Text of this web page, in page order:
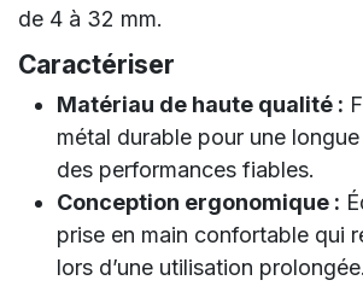
de 4 à 32 mm.
Caractériser
Matériau de haute qualité :
métal durable pour une
des performances fiables.
Conception ergonomique :
prise en main confortable qui
lors d’une utilisation prolongée.